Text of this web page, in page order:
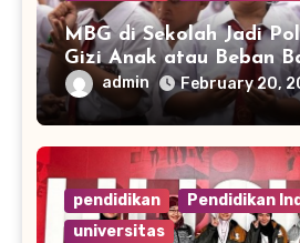
MBG di Sekolah Jadi
Gizi Anak atau Beban
Pendidikan?
admin February 20,
pendidikan
Pendidikan
universitas